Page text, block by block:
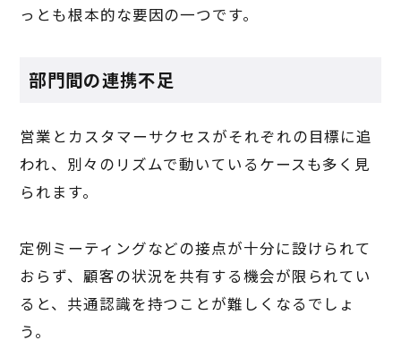
っとも根本的な要因の一つです。
部門間の連携不足
営業とカスタマーサクセスがそれぞれの目標に追
われ、別々のリズムで動いているケースも多く見
られます。
定例ミーティングなどの接点が十分に設けられて
おらず、顧客の状況を共有する機会が限られてい
ると、共通認識を持つことが難しくなるでしょ
う。